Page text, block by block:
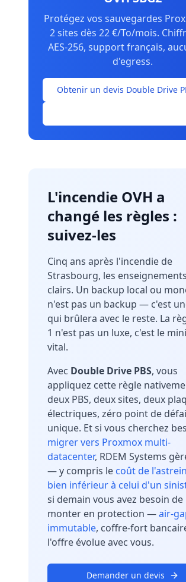
Protégez vos sauvegardes
2 sites dès 22 €/To/mois.
AES-256, support français,
d'egress.
Obtenir un devis Double Drive
L'incendie OVH a
changé les règles :
suivez-les
Cinq ans après l'incendie de
Strasbourg, les
clairs. Un backup local ou
n'est pas un backup — c'est
qui brûlera avec le reste. La
1 n'est pas un luxe, c'est le
vital.
Avec Double Drive PBS, vous
appliquez cette règle
deux PBS, deux sites, deux
électriques, zéro point de
unique. Et si vous cherchez
migrer vers Proxmox multi-
datacenter, RDEM Systems
— y compris le coût de
bien inférieur à celui d'un
si demain vous avez besoin de
monter en protection —air-
immutable, coffre-fort
l'offre évolue avec vous.
Demander un devis